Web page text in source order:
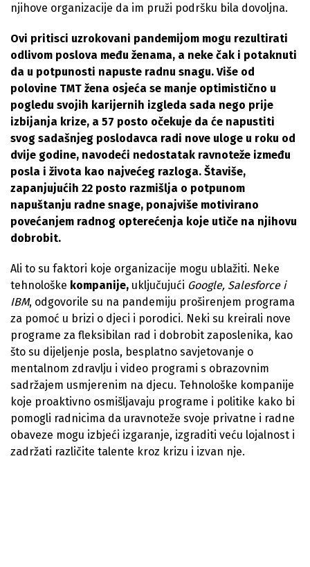
njihove organizacije da im pruži podršku bila dovoljna.
Ovi pritisci uzrokovani pandemijom mogu rezultirati
odlivom poslova među ženama, a neke čak i potaknuti
da u potpunosti napuste radnu snagu. Više od
polovine TMT žena osjeća se manje optimistično u
pogledu svojih karijernih izgleda sada nego prije
izbijanja krize, a 57 posto očekuje da će napustiti
svog sadašnjeg poslodavca radi nove uloge u roku od
dvije godine, navodeći nedostatak ravnoteže između
posla i života kao najvećeg razloga. Štaviše,
zapanjujućih 22 posto razmišlja o potpunom
napuštanju radne snage, ponajviše motivirano
povećanjem radnog opterećenja koje utiče na njihovu
dobrobit.
Ali to su faktori koje organizacije mogu ublažiti. Neke
tehnološke kompanije, uključujući Google, Salesforce i
IBM, odgovorile su na pandemiju proširenjem programa
za pomoć u brizi o djeci i porodici. Neki su kreirali nove
programe za fleksibilan rad i dobrobit zaposlenika, kao
što su dijeljenje posla, besplatno savjetovanje o
mentalnom zdravlju i video programi s obrazovnim
sadržajem usmjerenim na djecu. Tehnološke kompanije
koje proaktivno osmišljavaju programe i politike kako bi
pomogli radnicima da uravnoteže svoje privatne i radne
obaveze mogu izbjeći izgaranje, izgraditi veću lojalnost i
zadržati različite talente kroz krizu i izvan nje.